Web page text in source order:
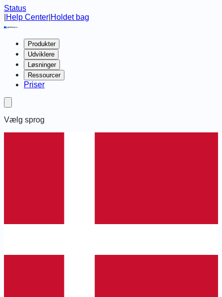
Status
Help Center Holdet bag
Produkter
Udviklere
Løsninger
Ressourcer
Priser
Vælg sprog